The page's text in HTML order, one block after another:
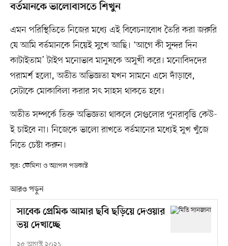
বর্তমানকে ভালোবাসতে শিখুন
এমন পরিস্থিতিতে নিজের মধ্যে এই বিবেচনাবোধ তৈরি করা জরুরি
যে আমি বর্তমানকে নিয়েই সুখে আছি। ‘আগে কী সুন্দর দিন
কাটাইতাম’ টাইপ মনোভাব মানুষকে অসুখী করে। মনোবিদদের
পরামর্শ হলো, অতীত অভিজ্ঞতা যখন সামনে এসে দাঁড়াবে,
সেটাকে মোকাবিলা করার সৎ সাহস থাকতে হবে।
অতীত সম্পর্কে তিক্ত অভিজ্ঞতা থাকলে সেগুলোর পুনরাবৃত্তি কেউ-
ই চাইবে না। নিজেকে ভালো রাখতে বর্তমানের মধ্যেই সুখ খুঁজে
নিতে চেষ্টা করুন।
সূত্র: ফেমিনা ও অ্যাপল পডকাস্ট
আরও পড়ুন
সাবেক প্রেমিক আমার ছবি ছড়িয়ে দেওয়ার
ভয় দেখাচ্ছে